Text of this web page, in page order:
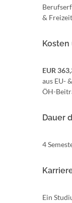
&
Kosten
EUR
aus EU-
ÖH-
Dauer
4
Ein